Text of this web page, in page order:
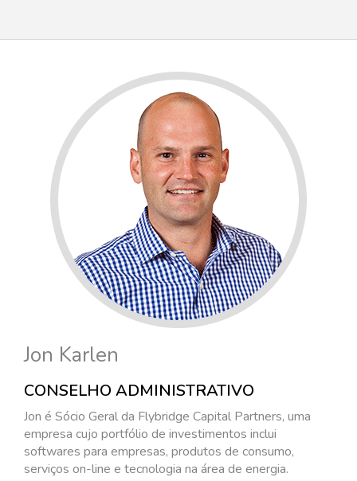
Jon Karlen
CONSELHO ADMINISTRATIVO
Jon é Sócio Geral da Flybridge Capital Partners, uma
empresa cujo portfólio de investimentos inclui
softwares para empresas, produtos de consumo,
serviços on-line e tecnologia na área de energia.